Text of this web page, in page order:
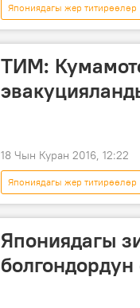
Япониядагы жер титирөөлөр
Жаңылыктар
ТИМ:
18 Чын Куран 2016, 12:22
Япониядагы жер титирөөлөр
Япония
Кумамото
Япониядагы